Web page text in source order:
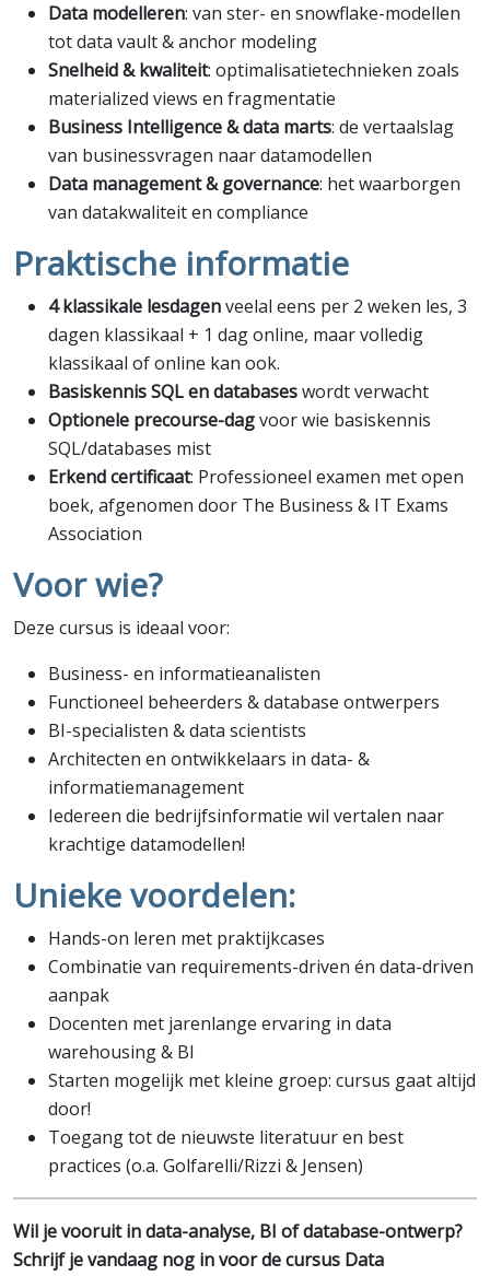
Data modelleren: van ster- en snowflake-modellen
tot data vault & anchor modeling
Snelheid & kwaliteit: optimalisatietechnieken zoals
materialized views en fragmentatie
Business Intelligence & data marts: de vertaalslag
van businessvragen naar datamodellen
Data management & governance: het waarborgen
van datakwaliteit en compliance
Praktische informatie
4 klassikale lesdagenveelal eens per 2 weken les, 3
dagen klassikaal + 1 dag online, maar volledig
klassikaal of online kan ook.
Basiskennis SQL en databaseswordt verwacht
Optionele precourse-dagvoor wie basiskennis
SQL/databases mist
Erkend certificaat: Professioneel examen met open
boek, afgenomen door The Business & IT Exams
Association
Voor wie?
Deze cursus is ideaal voor:
Business- en informatieanalisten
Functioneel beheerders & database ontwerpers
BI-specialisten & data scientists
Architecten en ontwikkelaars in data- &
informatiemanagement
Iedereen die bedrijfsinformatie wil vertalen naar
krachtige datamodellen!
Unieke voordelen:
Hands-on leren met praktijkcases
Combinatie van requirements-driven én data-driven
aanpak
Docenten met jarenlange ervaring in data
warehousing & BI
Starten mogelijk met kleine groep: cursus gaat altijd
door!
Toegang tot de nieuwste literatuur en best
practices (o.a. Golfarelli/Rizzi & Jensen)
Wil je vooruit in data-analyse, BI of database-ontwerp?
Schrijf je vandaag nog in voor de cursus Data